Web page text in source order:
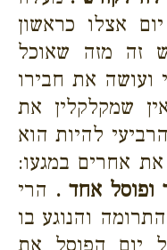
אצלו כראשון
זה מזה שאוכל
ועושה את חבירו
שמקלקלין את
להיות הוא
אחרים במגעו:
אחד . הרי
והנוגע בו